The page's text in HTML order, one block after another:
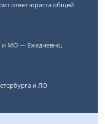
ответ юриста общей
и МО — Ежедневно,
и ЛО —